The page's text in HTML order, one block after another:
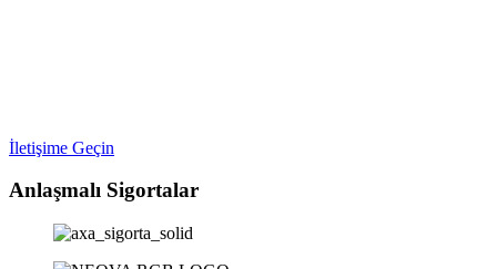
İletişime Geçin
Anlaşmalı Sigortalar